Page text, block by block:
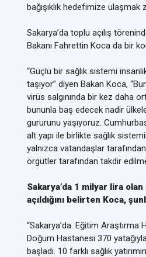
bağışıklık hedefimize ulaşmak
Sakarya’da toplu açılış
Bakanı Fahrettin Koca da bir
“Güçlü bir sağlık sistemi
taşıyor” diyen Bakan Koca,
virüs salgınında bir kez daha
bununla baş edecek nadir
gururunu yaşıyoruz.
alt yapı ile birlikte sağlık
yalnızca vatandaşlar
örgütler tarafından takdir
Sakarya’da 1 milyar lira
açıldığını belirten Koca,
“Sakarya’da. Eğitim Araştırma
Doğum Hastanesi 370
başladı. 10 farklı sağlık